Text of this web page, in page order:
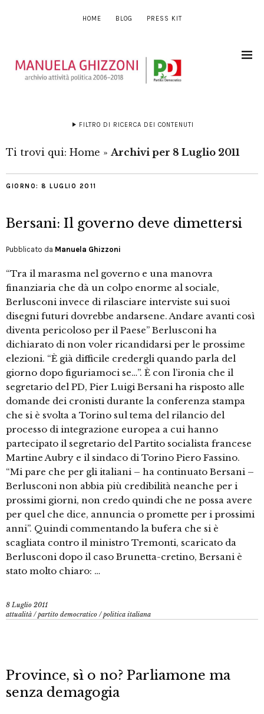
HOME BLOG PRESS KIT
FILTRO DI RICERCA DEI CONTENUTI
Ti trovi qui: Home » Archivi per 8 Luglio 2011
GIORNO: 8 LUGLIO 2011
Bersani: Il governo deve dimettersi
Pubblicato da Manuela Ghizzoni
“Tra il marasma nel governo e una manovra
finanziaria che dà un colpo enorme al sociale,
Berlusconi invece di rilasciare interviste sui suoi
disegni futuri dovrebbe andarsene. Andare avanti così
diventa pericoloso per il Paese” Berlusconi ha
dichiarato di non voler ricandidarsi per le prossime
elezioni. “È già difficile credergli quando parla del
giorno dopo figuriamoci se…”. È con l’ironia che il
segretario del PD, Pier Luigi Bersani ha risposto alle
domande dei cronisti durante la conferenza stampa
che si è svolta a Torino sul tema del rilancio del
processo di integrazione europea a cui hanno
partecipato il segretario del Partito socialista francese
Martine Aubry e il sindaco di Torino Piero Fassino.
“Mi pare che per gli italiani – ha continuato Bersani –
Berlusconi non abbia più credibilità neanche per i
prossimi giorni, non credo quindi che ne possa avere
per quel che dice, annuncia o promette per i prossimi
anni”. Quindi commentando la bufera che si è
scagliata contro il ministro Tremonti, scaricato da
Berlusconi dopo il caso Brunetta-cretino, Bersani è
stato molto chiaro: …
8 Luglio 2011
attualità /partito democratico /politica italiana
Province, sì o no? Parliamone ma
senza demagogia